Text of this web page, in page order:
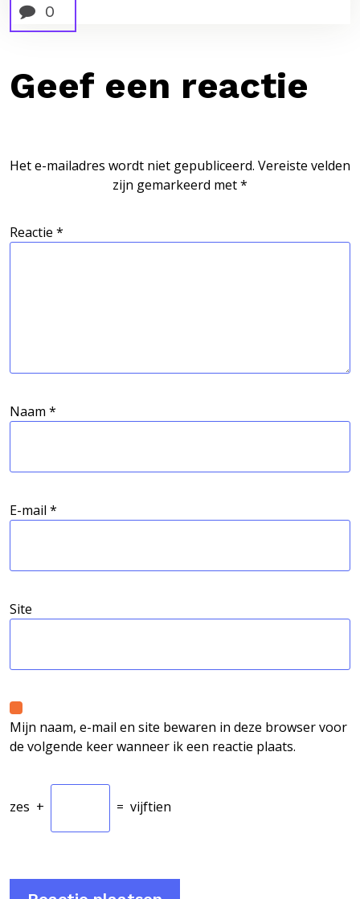
0
Geef een reactie
Het e-mailadres wordt niet gepubliceerd. Vereiste velden
zijn gemarkeerd met*
Reactie *
Naam *
E-mail *
Site
Mijn naam, e-mail en site bewaren in deze browser voor
de volgende keer wanneer ik een reactie plaats.
zes + = vijftien